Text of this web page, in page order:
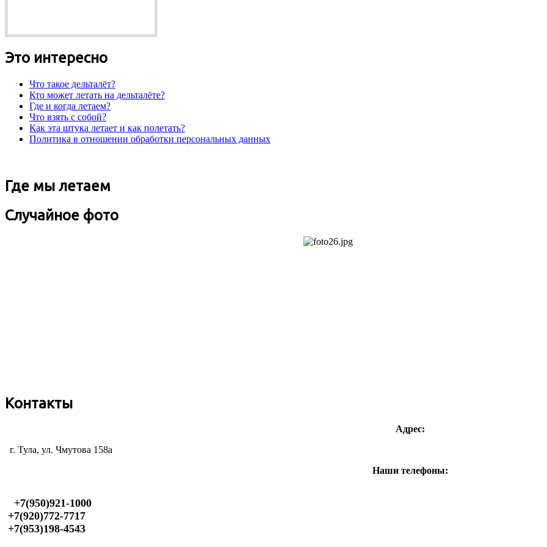
Это интересно
Что такое дельталёт?
Кто может летать на дельталёте?
Где и когда летаем?
Что взять с собой?
Как эта штука летает и как полетать?
Политика в отношении обработки персональных данных
Где мы летаем
Случайное фото
Контакты
Адрес:
г. Тула, ул. Чмутова 158а
Наши телефоны:
+7(950)921-1000
+7(920)772-7717
+7(953)198-4543